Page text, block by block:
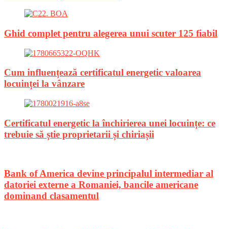
Ghid complet pentru alegerea unui scuter 125 fiabil
Cum influențează certificatul energetic valoarea
locuinței la vânzare
Certificatul energetic la închirierea unei locuințe: ce
trebuie să știe proprietarii și chiriașii
Bank of America devine principalul intermediar al
datoriei externe a Romaniei, bancile americane
dominand clasamentul